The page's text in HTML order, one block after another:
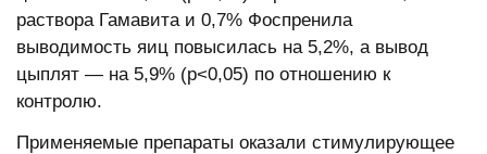
раствора Гамавита и 0,7% Фоспренила
выводимость яиц повысилась на 5,2%, а вывод
цыплят — на 5,9% (p<0,05) по отношению к
контролю.
Применяемые препараты оказали стимулирующее